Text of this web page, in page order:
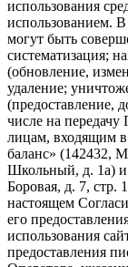
использования
использованием.
могут быть
систематизация;
(обновление,
удаление;
(предоставление,
числе на
лицам, входящим
баланс» (142432,
Школьный, д. 1а)
Боровая, д. 7, стр.
настоящем
его
использования
предоставления